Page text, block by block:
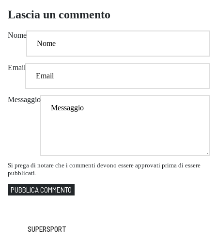
Lascia un commento
Nome
Email
Messaggio
Si prega di notare che i commenti devono essere approvati prima di essere
pubblicati.
PUBBLICA COMMENTO
SUPERSPORT